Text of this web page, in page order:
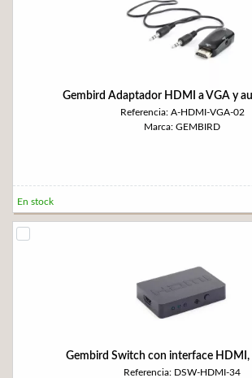
Gembird Adaptador HDMI a VGA y
Referencia: A-HDMI-VGA-02
Marca: GEMBIRD
En stock
Gembird Switch con interface HDMI,
Referencia: DSW-HDMI-34